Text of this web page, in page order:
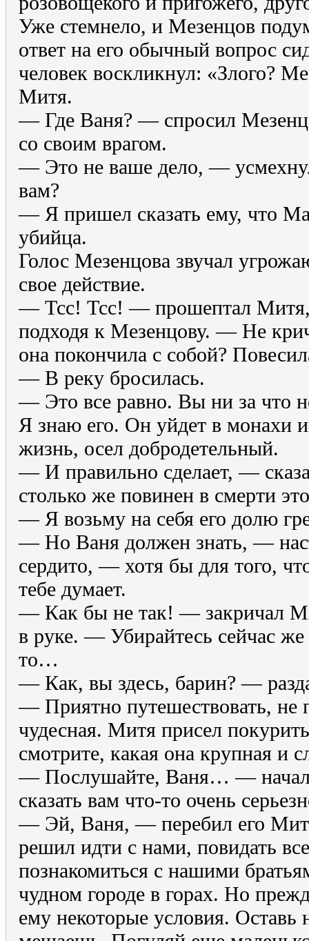
Уже стемнело, и Мезенцов
ответ на его обычный вопрос
человек воскликнул: «Злого?
Митя.
— Где Ваня? — спросил
со своим врагом.
— Это не ваше дело, —
вам?
— Я пришел сказать ему, что
убийца.
Голос Мезенцова звучал
свое действие.
— Тсс! Тсс! — прошептал Митя,
подходя к Мезенцову. — Не
она покончила с собой?
— В реку бросилась.
— Это все равно. Вы ни за что
Я знаю его. Он уйдет в монахи
жизнь, осел добродетельный.
— И правильно сделает, —
столько же повинен в смерти
— Я возьму на себя его долю
— Но Ваня должен знать, —
сердито, — хотя бы для того,
тебе думает.
— Как бы не так! — закричал
в руке. — Убирайтесь сейчас же
то…
— Как, вы здесь, барин? —
— Приятно путешествовать, не
чудесная. Митя присел
смотрите, какая она крупная и
— Послушайте, Ваня… —
сказать вам что-то очень
— Эй, Ваня, — перебил его
решил идти с нами, повидать
познакомиться с нашими
чудном городе в горах. Но
ему некоторые условия. Оставь